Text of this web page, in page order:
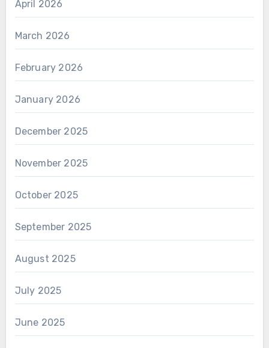
April 2026
March 2026
February 2026
January 2026
December 2025
November 2025
October 2025
September 2025
August 2025
July 2025
June 2025